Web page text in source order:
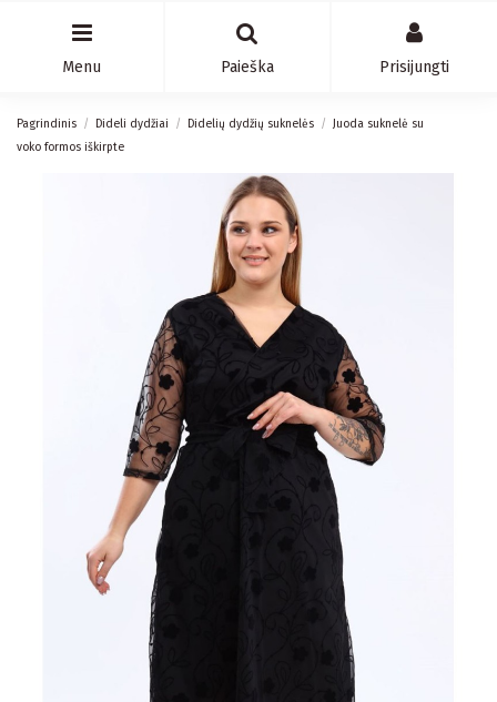
Menu Paieška Prisijungti
Pagrindinis Dideli dydžiai Didelių dydžių suknelės
Juoda suknelė su
voko formos iškirpte